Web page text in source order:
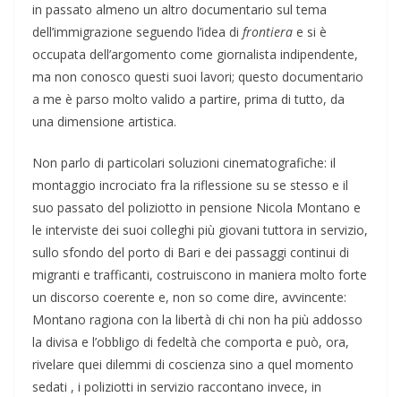
in passato almeno un altro documentario sul tema
dell’immigrazione seguendo l’idea di frontiera e si è
occupata dell’argomento come giornalista indipendente,
ma non conosco questi suoi lavori; questo documentario
a me è parso molto valido a partire, prima di tutto, da
una dimensione artistica.
Non parlo di particolari soluzioni cinematografiche: il
montaggio incrociato fra la riflessione su se stesso e il
suo passato del poliziotto in pensione Nicola Montano e
le interviste dei suoi colleghi più giovani tuttora in servizio,
sullo sfondo del porto di Bari e dei passaggi continui di
migranti e trafficanti, costruiscono in maniera molto forte
un discorso coerente e, non so come dire, avvincente:
Montano ragiona con la libertà di chi non ha più addosso
la divisa e l’obbligo di fedeltà che comporta e può, ora,
rivelare quei dilemmi di coscienza sino a quel momento
sedati , i poliziotti in servizio raccontano invece, in